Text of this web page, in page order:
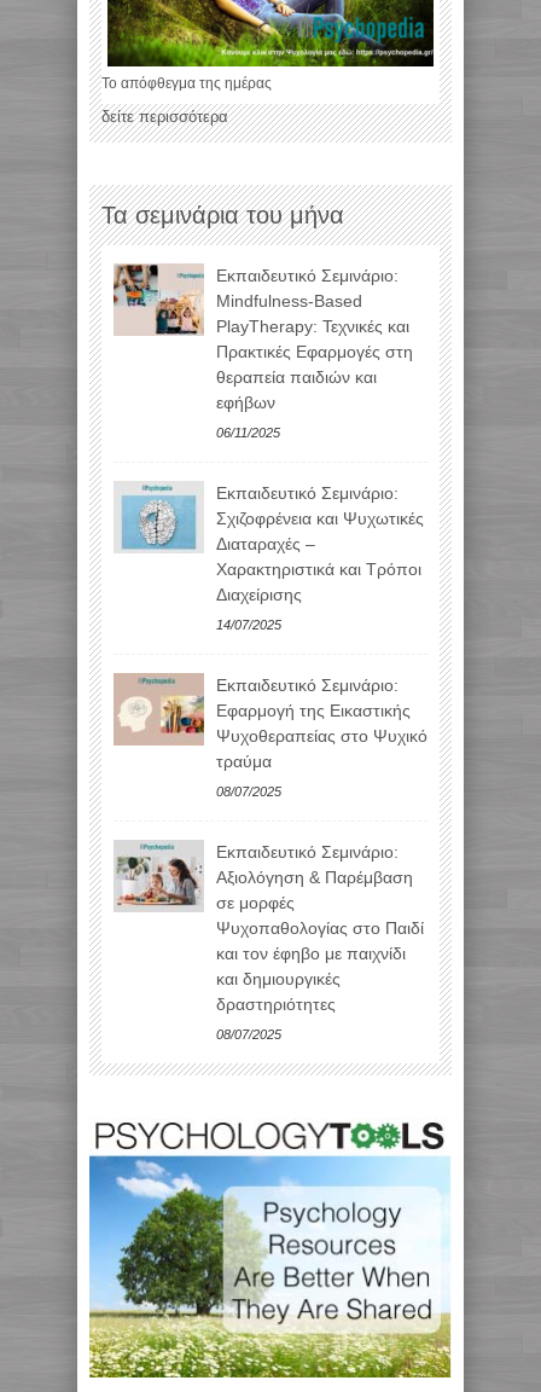
Το απόφθεγμα της ημέρας
δείτε περισσότερα
Τα σεμινάρια του μήνα
Εκπαιδευτικό Σεμινάριο:
Mindfulness-Based
PlayTherapy: Τεχνικές και
Πρακτικές Εφαρμογές στη
θεραπεία παιδιών και
εφήβων
06/11/2025
Εκπαιδευτικό Σεμινάριο:
Σχιζοφρένεια και Ψυχωτικές
Διαταραχές –
Χαρακτηριστικά και Τρόποι
Διαχείρισης
14/07/2025
Εκπαιδευτικό Σεμινάριο:
Εφαρμογή της Εικαστικής
Ψυχοθεραπείας στο Ψυχικό
τραύμα
08/07/2025
Εκπαιδευτικό Σεμινάριο:
Αξιολόγηση & Παρέμβαση
σε μορφές
Ψυχοπαθολογίας στο Παιδί
και τον έφηβο με παιχνίδι
και δημιουργικές
δραστηριότητες
08/07/2025